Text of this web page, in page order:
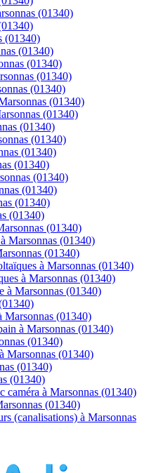
(01340)
(01340)
(01340)
(01340)
(01340)
(01340)
(01340)
(01340)
(01340)
(01340)
(01340)
(01340)
(01340)
(01340)
(01340)
(01340)
(01340)
Marsonnas (01340)
(01340)
à Marsonnas (01340)
à Marsonnas (01340)
à Marsonnas (01340)
Marsonnas (01340)
à Marsonnas (01340)
(01340)
Marsonnas (01340)
(01340)
(01340)
caméra à Marsonnas (01340)
(01340)
(canalisations) à Marsonnas